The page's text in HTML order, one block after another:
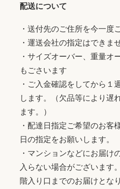
配送について
・送付先のご住所を今一度
・運送会社の指定はできま
・サイズオーバー、重量オ
もごさいます
・ご入金確認をしてから１
します。（欠品等により遅
ます。）
・配達日指定ご希望のお客
日の指定をお願いします。
・マンションなどにお届け
入らない場合がございます
階入り口までのお届けとな